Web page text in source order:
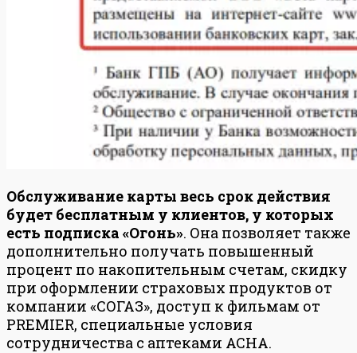
Обслуживание карты весь срок действия
будет бесплатным у клиентов, у которых
есть подписка «Огонь». Она позволяет также
дополнительно получать повышенный
процент по накопительным счетам, скидку
при оформлении страховых продуктов от
компании «СОГАЗ», доступ к фильмам от
PREMIER, специальные условия
сотрудничества с аптеками ACHA.